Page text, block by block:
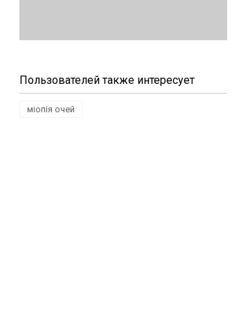
Пользователей также интересует
міопія очей